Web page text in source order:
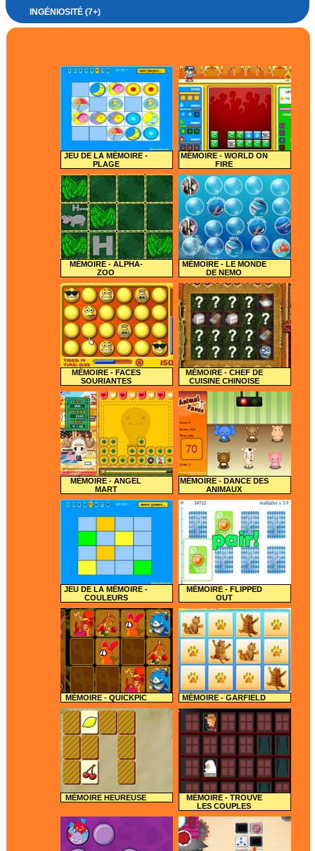
INGÉNIOSITÉ (7+)
JEU DE LA MÉMOIRE -
PLAGE
MÉMOIRE - WORLD ON
FIRE
MÉMOIRE - ALPHA-
ZOO
MÉMOIRE - LE MONDE
DE NEMO
MÉMOIRE - FACES
SOURIANTES
MÉMOIRE - CHEF DE
CUISINE CHINOISE
MÉMOIRE - ANGEL
MART
MÉMOIRE - DANCE DES
ANIMAUX
JEU DE LA MÉMOIRE -
COULEURS
MÉMOIRE - FLIPPED
OUT
MÉMOIRE - QUICKPIC MÉMOIRE - GARFIELD
MÉMOIRE HEUREUSE
MÉMOIRE - TROUVE
LES COUPLES